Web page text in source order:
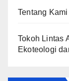
Tentang Kami
Tokoh Lintas
Ekoteologi